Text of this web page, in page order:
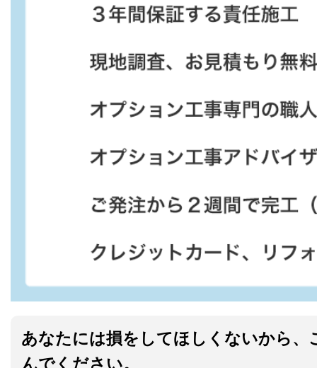
あなたには損をしてほしくないから、
んでください。